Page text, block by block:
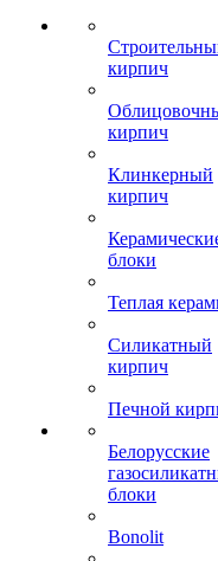
кирпич
кирпич
Клинкерный
кирпич
блоки
Теплая
Силикатный
кирпич
Печной
Белорусские
блоки
Bonolit